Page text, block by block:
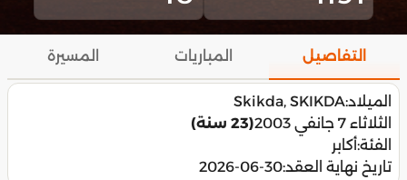
التفاصيل المباريات المسيرة
الميلاد:Skikda, SKIKDA
الثلاثاء 7 جانفي 2003
(23 سنة)
الفئة:أكابر
تاريخ نهاية العقد:2026-06-30